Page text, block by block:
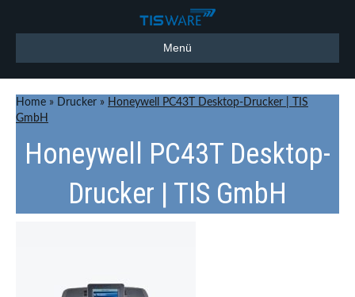
Menü
Home » Drucker » Honeywell PC43T Desktop-Drucker | TIS
GmbH
Honeywell PC43T Desktop-
Drucker | TIS GmbH